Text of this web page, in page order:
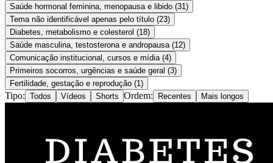
Saúde hormonal feminina, menopausa e libido (31 )
Tema não identificável apenas pelo título (23)
Diabetes, metabolismo e colesterol (18)
Saúde masculina, testosterona e andropausa (12)
Comunicação institucional, cursos e mídia (4)
Primeiros socorros, urgências e saúde geral (3)
Fertilidade, gestação e reprodução (1 )
Tipo: Todos Vídeos Shorts Ordem: Recentes Mais longos